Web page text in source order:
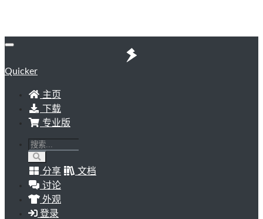
Quicker
主页
下载
专业版
分享
文档
讨论
外观
登录